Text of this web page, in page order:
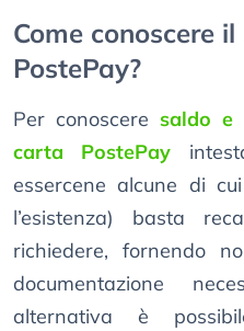
Come conoscere
PostePay?
Per conoscere saldo e
carta PostePay
essercene alcune di
l’esistenza) basta
richiedere, fornendo
documentazione
alternativa è